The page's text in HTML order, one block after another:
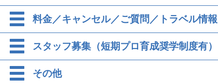
料金／キャンセル／ご質問／トラベル情報
スタッフ募集（短期プロ育成奨学制度有）
その他